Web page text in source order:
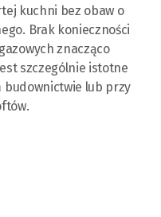
kuchni bez obaw o
Brak konieczności
znacząco
szczególnie istotne
budownictwie lub przy